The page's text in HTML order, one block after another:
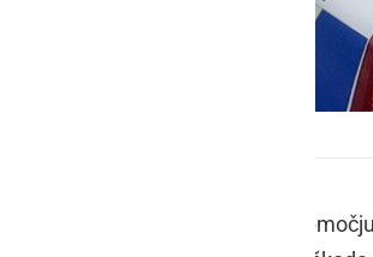
preteklem dnevu so policisti na